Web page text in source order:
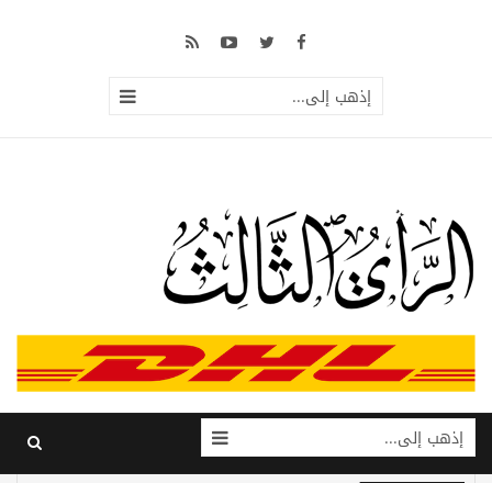
إذهب إلى...
إذهب إلى...